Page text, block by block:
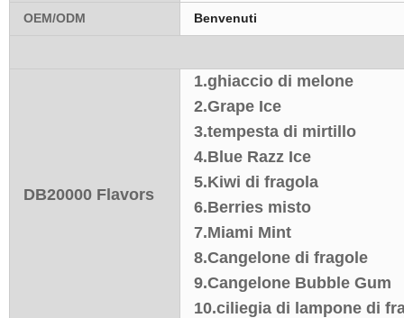
OEM/ODM Benvenuti
DB20000 Flavors
1.ghiaccio di melone
2.Grape Ice
3.tempesta di mirtillo
4.Blue Razz Ice
5.Kiwi di fragola
6.Berries misto
7.Miami Mint
8.Cangelone di fragole
9.Cangelone Bubble Gum
10.ciliegia di lampone di